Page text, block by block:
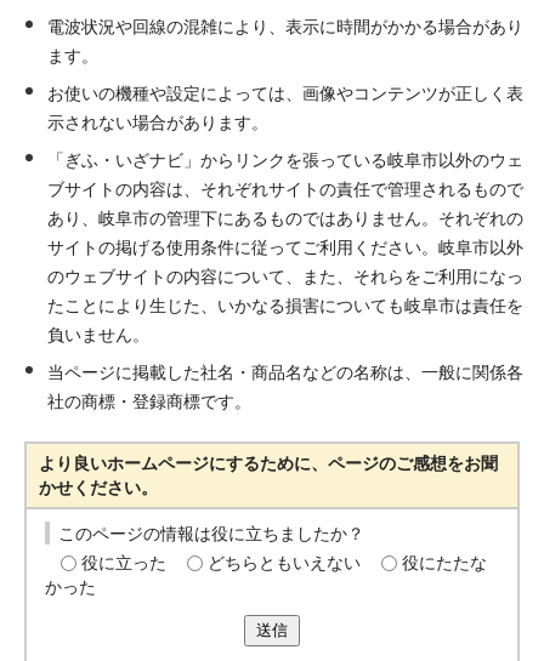
電波状況や回線の混雑により、表示に時間がかかる場合があり
ます。
お使いの機種や設定によっては、画像やコンテンツが正しく表
示されない場合があります。
「ぎふ・いざナビ」からリンクを張っている岐阜市以外のウェ
ブサイトの内容は、それぞれサイトの責任で管理されるもので
あり、岐阜市の管理下にあるものではありません。それぞれの
サイトの掲げる使用条件に従ってご利用ください。岐阜市以外
のウェブサイトの内容について、また、それらをご利用になっ
たことにより生じた、いかなる損害についても岐阜市は責任を
負いません。
当ページに掲載した社名・商品名などの名称は、一般に関係各
社の商標・登録商標です。
より良いホームページにするために、ページのご感想をお聞
かせください。
このページの情報は役に立ちましたか？
役に立った
どちらともいえない
役にたたな
かった
送信